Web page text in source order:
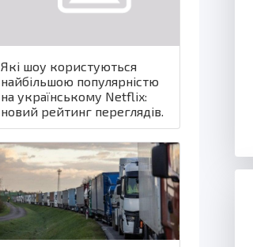
Які шоу користуються
найбільшою популярністю
на українському Netflix:
новий рейтинг переглядів.